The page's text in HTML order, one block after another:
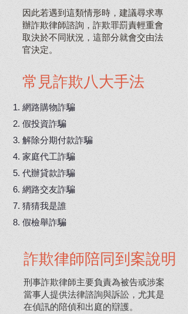
因此若遇到這類情形時，建議尋求專
辦詐欺律師諮詢，詐欺罪罰責輕重會
取決於不同狀況，這部分就會交由法
官決定。
常見詐欺八大手法
網路購物詐騙
假投資詐騙
解除分期付款詐騙
家庭代工詐騙
​代辦貸款詐騙
網路交友詐騙
猜猜我是誰
假檢舉詐騙
詐欺律師陪同到案說明
刑事詐欺律師主要負責為被告或涉案
當事人提供法律諮詢與訴訟，尤其是
在偵訊的陪偵和出庭的辯護。